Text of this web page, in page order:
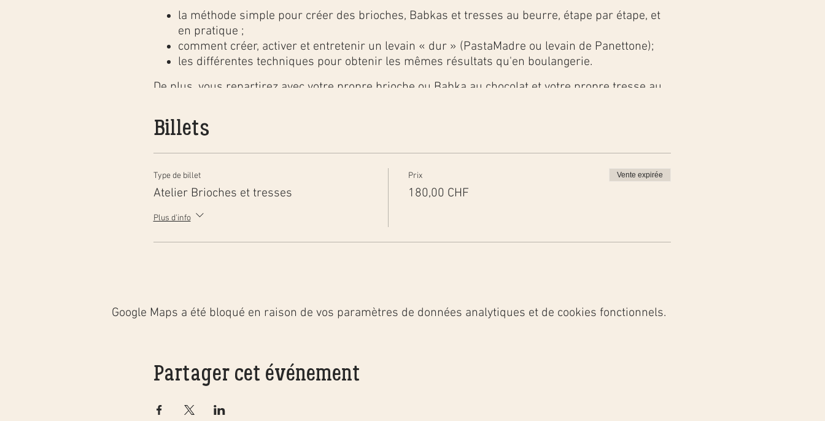
la méthode simple pour créer des brioches, Babkas et tresses au beurre, étape par étape, et
en pratique ;
comment créer, activer et entretenir un levain « dur » (PastaMadre ou levain de Panettone);
les différentes techniques pour obtenir les mêmes résultats qu'en boulangerie.
De plus, vous repartirez avec votre propre brioche ou Babka au chocolat et votre propre tresse au
Et bien sûr, pour récompenser nos efforts, nous dégusterons les brioches et tresses au levain
préparées durant le cours !
Le prix comprend:
enseignement de 3h en petit groupe de 4 personnes;
support de cours illustré et fiches recettes;
support après-cours par email ou téléphone pour des questions spécifiques (jusqu'à 1
sac contenant le matériel spécifique nécessaire pour refaire une brioche à la maison (levain
dur, banneton à brioche).
qu’avec un minimum de 2 personnes.
Billets
Type de billet
Atelier Brioches et tresses
Plus d'info
Prix
180,00 CHF
Vente expirée
Google Maps a été bloqué en raison de vos paramètres de données analytiques et de cookies fonctionnels.
Partager cet événement